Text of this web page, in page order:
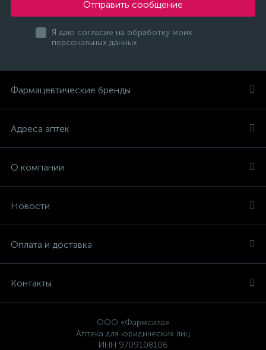
Отправить сообщение
Я даю согласие на обработку моих
персональных данных
Фармацевтические бренды
Адреса аптек
О компании
Новости
Оплата и доставка
Контакты
ООО «Фармсила»
Аптека для юридических лиц
ИНН 9709108106